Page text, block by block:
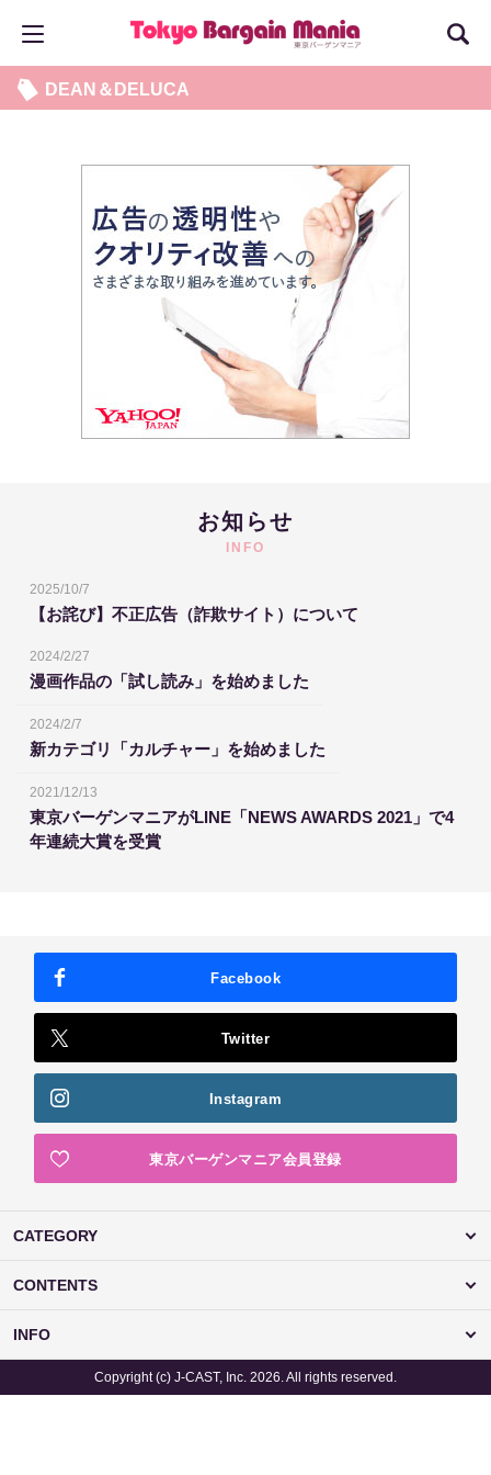
DEAN＆DELUCA
お知らせ
INFO
2025/10/7
【お詫び】不正広告（詐欺サイト）について
2024/2/27
漫画作品の「試し読み」を始めました
2024/2/7
新カテゴリ「カルチャー」を始めました
2021/12/13
東京バーゲンマニアがLINE「NEWS AWARDS 2021」で4
年連続大賞を受賞
Facebook
Twitter
Instagram
東京バーゲンマニア会員登録
CATEGORY
CONTENTS
INFO
Copyright (c) J-CAST, Inc. 2026. All rights reserved.